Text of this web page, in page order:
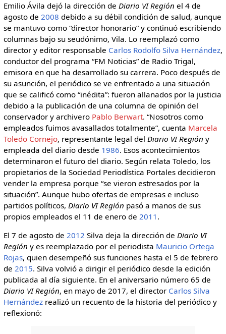
Emilio Ávila dejó la dirección de Diario VI Región el 4 de
agosto de 2008 debido a su débil condición de salud, aunque
se mantuvo como “director honorario” y continuó escribiendo
columnas bajo su seudónimo, Vila. Lo reemplazó como
director y editor responsable Carlos Rodolfo Silva Hernández,
conductor del programa “FM Noticias” de Radio Trigal,
emisora en que ha desarrollado su carrera. Poco después de
su asunción, el periódico se ve enfrentado a una situación
que se calificó como “inédita”: fueron allanados por la justicia
debido a la publicación de una columna de opinión del
conservador y archivero Pablo Berwart. “Nosotros como
empleados fuimos avasallados totalmente”, cuenta Marcela
Toledo Cornejo, representante legal del Diario VI Región y
empleada del diario desde 1986. Esos acontecimientos
determinaron el futuro del diario. Según relata Toledo, los
propietarios de la Sociedad Periodística Portales decidieron
vender la empresa porque “se vieron estresados por la
situación”. Aunque hubo ofertas de empresas e incluso
partidos políticos, Diario VI Región pasó a manos de sus
propios empleados el 11 de enero de 2011 .
El 7 de agosto de 2012 Silva deja la dirección de Diario VI
Región y es reemplazado por el periodista Mauricio Ortega
Rojas, quien desempeñó sus funciones hasta el 5 de febrero
de 2015. Silva volvió a dirigir el periódico desde la edición
publicada al día siguiente. En el aniversario número 65 de
Diario VI Región, en mayo de 2017, el director Carlos Silva
Hernándezrealizó un recuento de la historia del periódico y
reflexionó: